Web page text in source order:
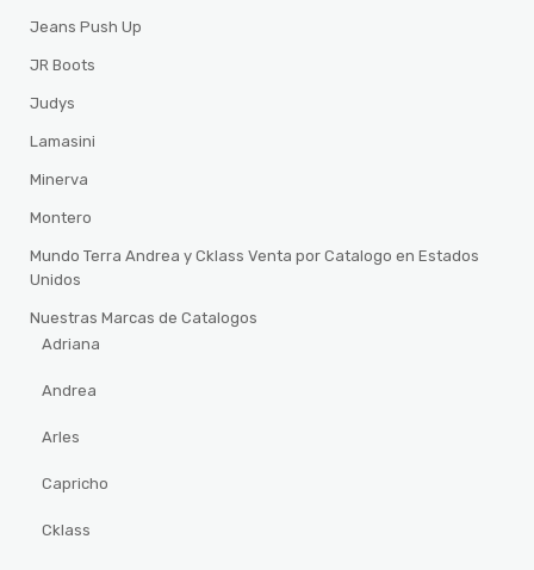
Jeans Push Up
JR Boots
Judys
Lamasini
Minerva
Montero
Mundo Terra Andrea y Cklass Venta por Catalogo en Estados
Unidos
Nuestras Marcas de Catalogos
Adriana
Andrea
Arles
Capricho
Cklass